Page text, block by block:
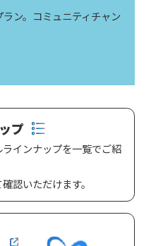
ン。コミュニティチャン
プ
インナップを一覧でご紹
認いただけます。